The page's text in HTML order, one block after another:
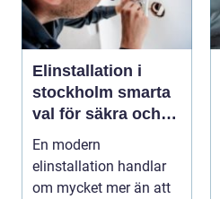
Elinstallation i
stockholm smarta
val för säkra och
energieffektiva
fastigheter
En modern
elinstallation handlar
om mycket mer än att